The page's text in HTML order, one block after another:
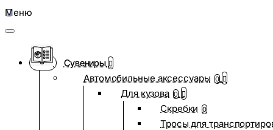
Меню
Сувениры
Автомобильные аксессуары 0
Для кузова 0
Скребки 0
Тросы для